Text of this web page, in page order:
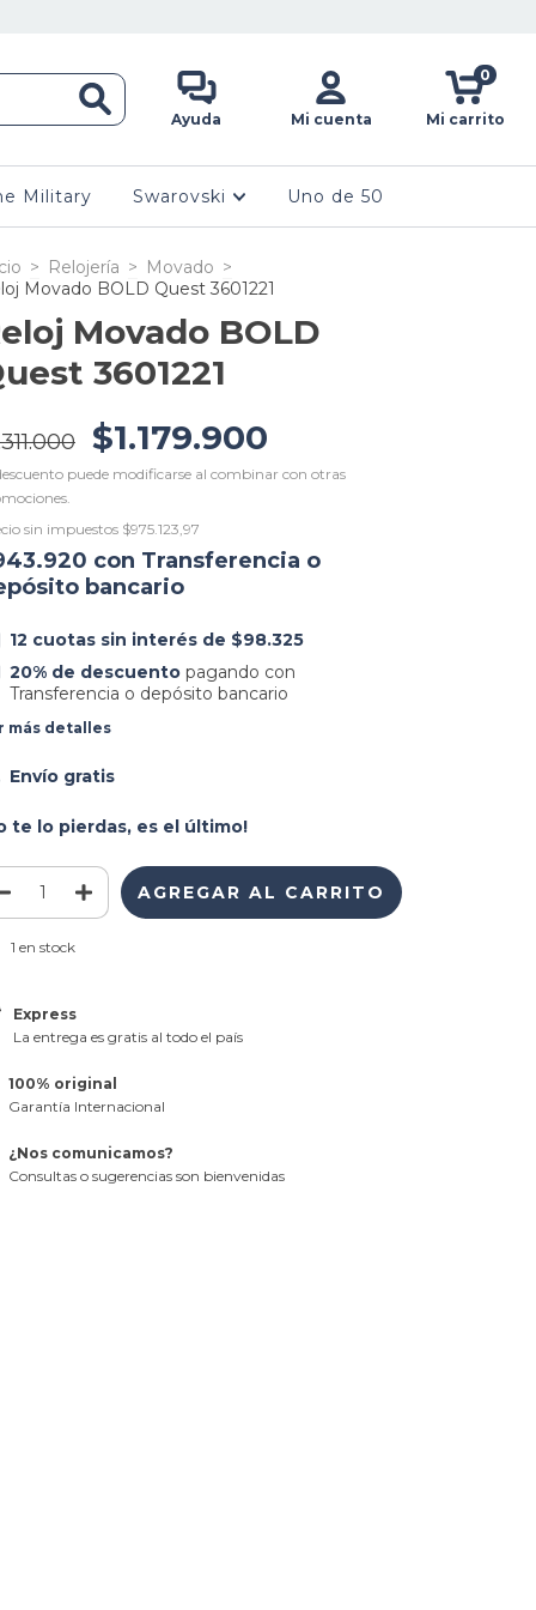
Ayuda Mi cuenta Mi carrito
0
Military Swarovski Uno de 50
> Relojería > Movado >
Movado BOLD Quest 3601221
Movado BOLD
3601221
$1.179.900
puede modificarse al combinar con otras
sin impuestos $975.123,97
con Transferencia o
bancario
12 cuotas sin interés de $98.325
20% de descuentopagando con
Transferencia o depósito bancario
más detalles
Envío gratis
te lo pierdas, es el último!
1 en stock
Express
La entrega es gratis al todo el país
100% original
Garantía Internacional
¿Nos comunicamos?
Consultas o sugerencias son bienvenidas